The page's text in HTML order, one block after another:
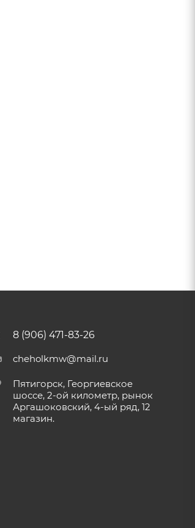
8 (906) 471-83-26
cheholkmw@mail.ru
Пятигорск, Георгиевское
шоссе, 2-ой километр, рынок
Аргашоковский, 4-ый ряд, 12
магазин.